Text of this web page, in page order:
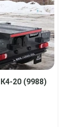
20 (9988)